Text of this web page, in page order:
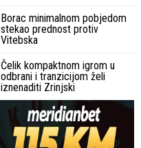
Borac minimalnom pobjedom
stekao prednost protiv
Vitebska
Čelik kompaktnom igrom u
odbrani i tranzicijom želi
iznenaditi Zrinjski